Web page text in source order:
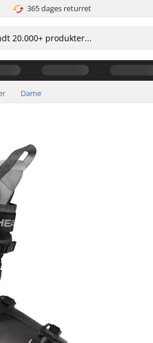
365 dages returret
Dame